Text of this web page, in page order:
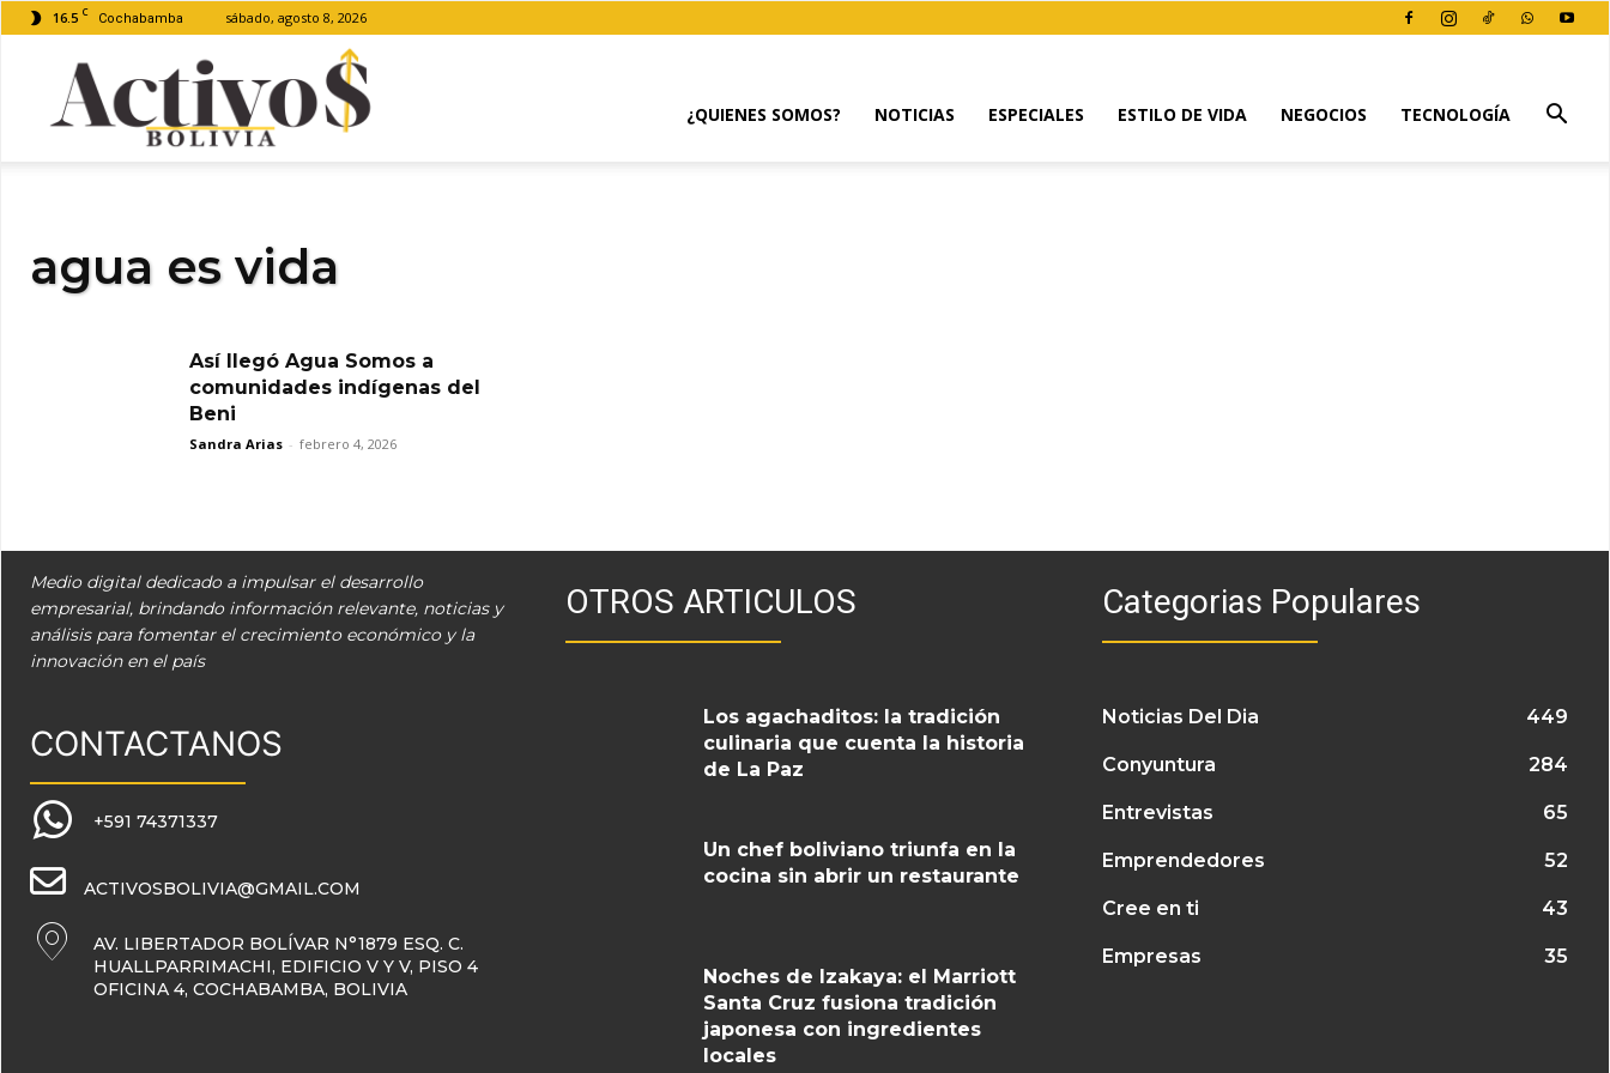
16.5 C Cochabamba sábado, agosto 8, 2026
¿QUIENES SOMOS? NOTICIAS ESPECIALES ESTILO DE VIDA NEGOCIOS TECNOLOGÍA
agua es vida
Así llegó Agua Somos a
comunidades indígenas del
Beni
Sandra Arias - febrero 4, 2026
Medio digital dedicado a impulsar el desarrollo
empresarial, brindando información relevante, noticias y
análisis para fomentar el crecimiento económico y la
innovación en el país
CONTACTANOS
+591 74371337
ACTIVOSBOLIVIA@GMAIL.COM
AV. LIBERTADOR BOLÍVAR N°1879 ESQ. C.
HUALLPARRIMACHI, EDIFICIO V Y V, PISO 4
OFICINA 4, COCHABAMBA, BOLIVIA
OTROS ARTICULOS
Los agachaditos: la tradición
culinaria que cuenta la historia
de La Paz
Un chef boliviano triunfa en la
cocina sin abrir un restaurante
Noches de Izakaya: el Marriott
Santa Cruz fusiona tradición
japonesa con ingredientes
locales
Categorias Populares
Noticias Del Dia 449
Conyuntura 284
Entrevistas 65
Emprendedores 52
Cree en ti 43
Empresas 35